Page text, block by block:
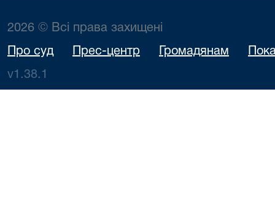
2026 © Всі права захищені
Про суд Прес-центр Громадянам
v1.38.1